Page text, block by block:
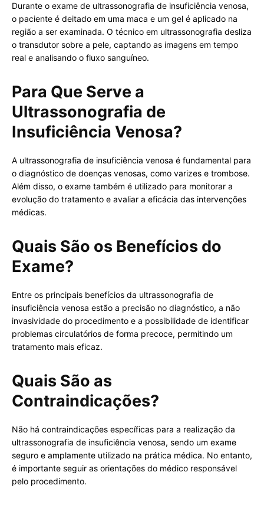
Durante o exame de ultrassonografia de insuficiência venosa,
o paciente é deitado em uma maca e um gel é aplicado na
região a ser examinada. O técnico em ultrassonografia desliza
o transdutor sobre a pele, captando as imagens em tempo
real e analisando o fluxo sanguíneo.
Para Que Serve a
Ultrassonografia de
Insuficiência Venosa?
A ultrassonografia de insuficiência venosa é fundamental para
o diagnóstico de doenças venosas, como varizes e trombose.
Além disso, o exame também é utilizado para monitorar a
evolução do tratamento e avaliar a eficácia das intervenções
médicas.
Quais São os Benefícios do
Exame?
Entre os principais benefícios da ultrassonografia de
insuficiência venosa estão a precisão no diagnóstico, a não
invasividade do procedimento e a possibilidade de identificar
problemas circulatórios de forma precoce, permitindo um
tratamento mais eficaz.
Quais São as
Contraindicações?
Não há contraindicações específicas para a realização da
ultrassonografia de insuficiência venosa, sendo um exame
seguro e amplamente utilizado na prática médica. No entanto,
é importante seguir as orientações do médico responsável
pelo procedimento.